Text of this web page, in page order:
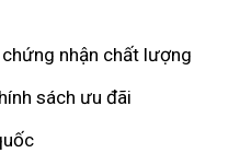
nhận chất lượng
sách ưu đãi